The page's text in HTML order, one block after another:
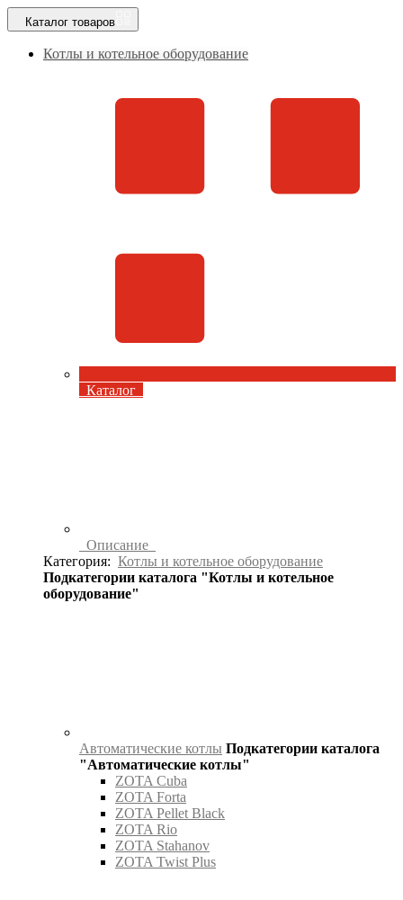
Каталог товаров
Котлы и котельное оборудование
Каталог
Описание
Категория: Котлы и котельное оборудование
Подкатегории каталога "Котлы и котельное
оборудование"
Автоматические котлы Подкатегории каталога
"Автоматические котлы"
ZOTA Cuba
ZOTA Forta
ZOTA Pellet Black
ZOTA Rio
ZOTA Stahanov
ZOTA Twist Plus